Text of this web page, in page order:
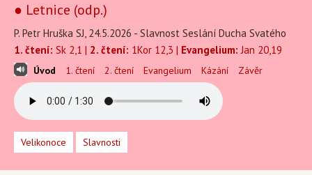
● Letnice (odp.)
P. Petr Hruška SJ, 24.5.2026 - Slavnost Seslání Ducha Svatého
1. čtení: Sk 2,1 | 2. čtení: 1Kor 12,3 | Evangelium: Jan 20,19
Úvod 1. čtení 2. čtení Evangelium Kázání Závěr
Velikonoce Slavnosti